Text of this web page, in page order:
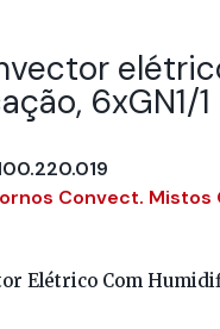
6xGN1/1
Convect. Mistos
Elétrico Com